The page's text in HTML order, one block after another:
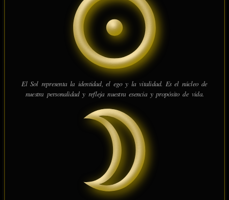
El Sol representa la identidad, el ego y la vitalidad. Es el núcleo de
nuestra personalidad y refleja nuestra esencia y propósito de vida.